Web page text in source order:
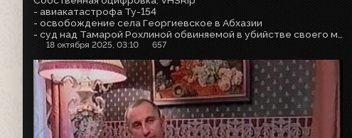
- авиакатастрофа Ту-154
- освобождение села Георгиевское в Абхазии
18 октября 2025, 03:10 657